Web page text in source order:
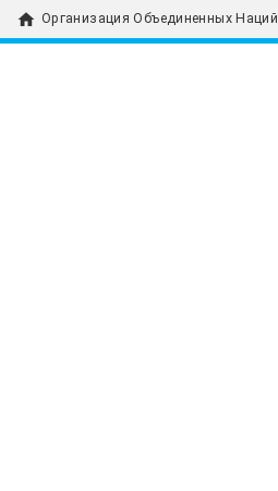
home Организация Объединенных Наций